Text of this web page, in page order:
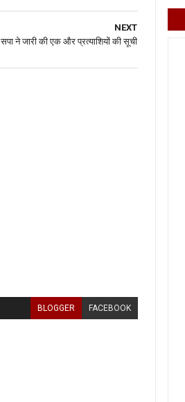
NEXT
सपा ने जारी की एक और प्रत्याशियों की सूची
BLOGGER FACEBOOK